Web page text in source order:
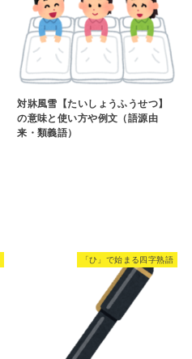
対牀風雪【たいしょうふうせつ】
の意味と使い方や例文（語源由
来・類義語）
「ひ」で始まる四字熟語